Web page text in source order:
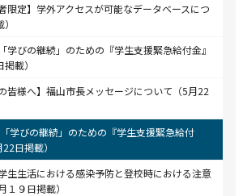
限定】学外アクセスが可能なデータベースにつ
学びの継続」のための『学生支援緊急給付金』
載）
皆様へ】福山市長メッセージについて（5月22
「学びの継続」のための『学生支援緊急給付
日掲載）
生生活における感染予防と登校時における注意
１９日掲載）